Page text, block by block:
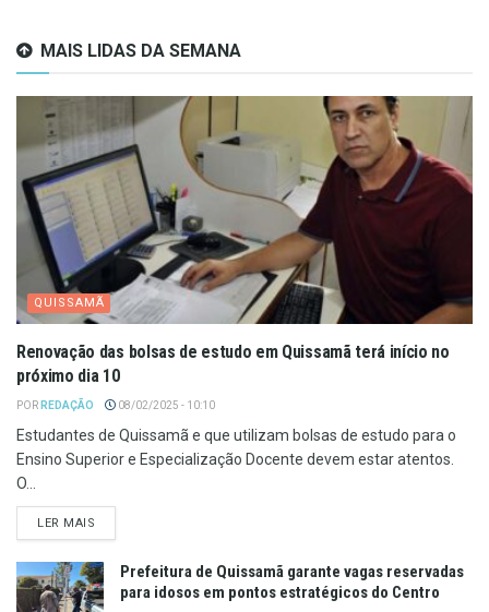
MAIS LIDAS DA SEMANA
QUISSAMÃ
Renovação das bolsas de estudo em Quissamã terá início no
próximo dia 10
POR REDAÇÃO 08/02/2025 - 10:10
Estudantes de Quissamã e que utilizam bolsas de estudo para o
Ensino Superior e Especialização Docente devem estar atentos.
O...
LER MAIS
Prefeitura de Quissamã garante vagas reservadas
para idosos em pontos estratégicos do Centro